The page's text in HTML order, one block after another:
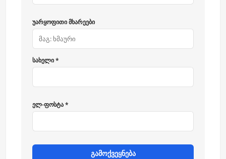
უარყოფითი მხარეები
სახელი *
ელ-ფოსტა *
გამოქვეყნება